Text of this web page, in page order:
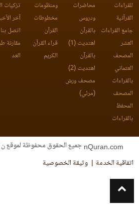
للقراءات
القرآنية
جامع القراءات
العشر
المصحف
العثماني
بالقراءات
المصحف
المحفظ
بالقراءات
محاضرات
ودروس
بالقرآن
اهتديت (1)
بالقرآن
اهتديت (2)
مصحف ورش
(مرئي)
ومنظومات
مخطوطات
القرآن
قراء القرآن
الكريم
تزكيات
آخر
اتصل بنا
مقارنة
العد
جميع الحقوق محفوظة لموقع ن للقرآن
اتفاقية الخدمة
وثيقة الخصوصية